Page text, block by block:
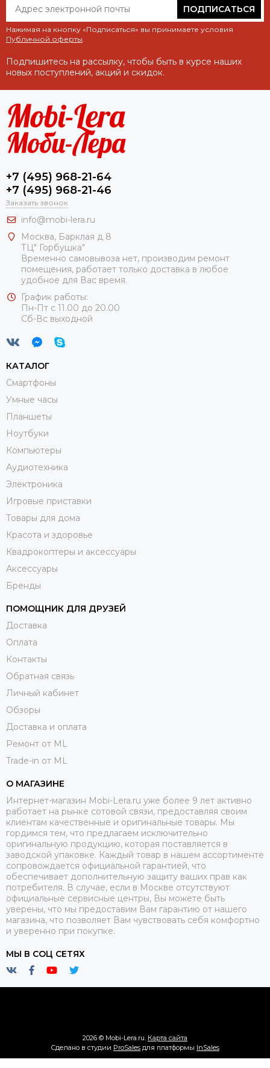
ПОДПИСАТЬСЯ
Нажимая на кнопку «Подписаться» вы принимаете условия
Публичной оферты
Подпишитесь на рассылку, чтобы быть в курсе наших
новых поступлений, акций и скидок.
+7 (495) 968-21-64
+7 (495) 968-21-46
Заказать звонок
info@mobi-lera.ru
Москва, Барклая д 8
ТЦ" Горбушка"
Временно самовывоза нет, производим ремонт
помещения, работает только доставка в любое
удобное для Вас время.
График работы:
Пн-Пт с 11.00 до 20.00
Сб-Вс выходной
КАТАЛОГ
Смартфоны
Умные часы
Планшеты
Ноутбуки
Компьютеры
Аудиотехника
Электроника
Игровые приставки
Товары для дома
Красота и здоровье
Квадрокоптеры и аксессуары
Аксессуары
Бренды
ПОМОЩНИК ДЛЯ ДРУЗЕЙ
Доставка
Оплата
Контакты
Обратная связь
Личный кабинет
Обзоры
Доставка и оплата
Ремонт от ML
Trade-in от ML
О МАГАЗИНЕ
Интернет-магазин Mobi-Lera.ru уже более 9 лет активно
работает на рынке сотовой связи, предоставляя своим
клиентам качественные и оригинальные товары. Мы
гордимся тем, что предлагаем исключительно
оригинальную продукцию, которая поставляется в
заводской упаковке. Каждый товар в нашем ассортименте
сопровождается официальной гарантией, что
обеспечивает дополнительную защиту ваших прав как
потребителя. В случае, если в Москве отсутствуют
официальные сервисные центры, Вы можете быть
уверены, что мы предоставим Вам гарантию от нашего
магазина, что позволяет Вам чувствовать себя комфортно
и уверенно при покупке.
МЫ В СОЦ СЕТЯХ
2026 © Mobi-Lera.ru. Карта сайта
Сделано в студии ProSales для платформы InSales